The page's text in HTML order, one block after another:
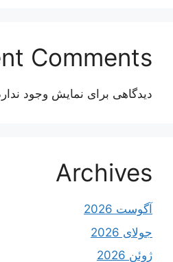
Comments
دیدگاهی برای نمایش وجود
Archives
آگوست 2026
جولای 2026
ژوئن 2026